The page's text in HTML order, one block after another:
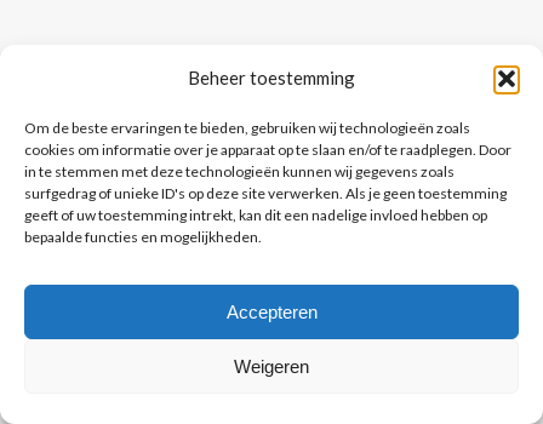
Beheer toestemming
Om de beste ervaringen te bieden, gebruiken wij technologieën zoals
cookies om informatie over je apparaat op te slaan en/of te raadplegen. Door
in te stemmen met deze technologieën kunnen wij gegevens zoals
surfgedrag of unieke ID's op deze site verwerken. Als je geen toestemming
geeft of uw toestemming intrekt, kan dit een nadelige invloed hebben op
bepaalde functies en mogelijkheden.
Accepteren
Weigeren